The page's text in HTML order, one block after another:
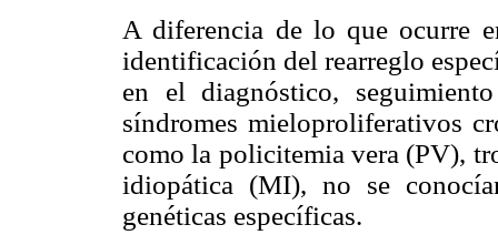
A diferencia de lo que ocurre
identificación del rearreglo
en el diagnóstico,
síndromes mieloproliferativos
como la policitemia vera (PV),
idiopática (MI), no se
genéticas específicas.